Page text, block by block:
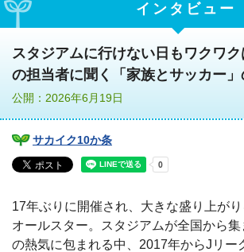
インタビュー
スタジアムに行けない日もワクワ
の担当者に聞く「家族とサッカー
公開：2026年6月19日
サカイク10か条
17年ぶりに開催され、大きな盛り上が
オールスター。スタジアムが全国から
の熱気に包まれる中、2017年からJリー